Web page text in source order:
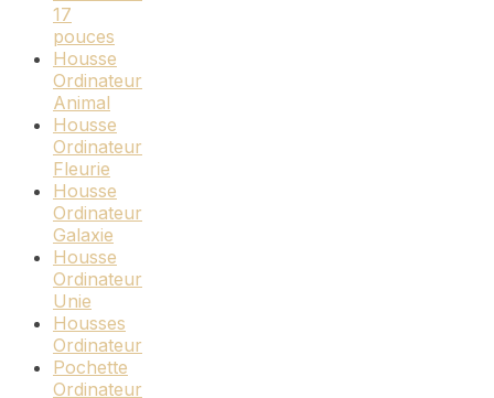
17
pouces
Housse
Ordinateur
Animal
Housse
Ordinateur
Fleurie
Housse
Ordinateur
Galaxie
Housse
Ordinateur
Unie
Housses
Ordinateur
Pochette
Ordinateur